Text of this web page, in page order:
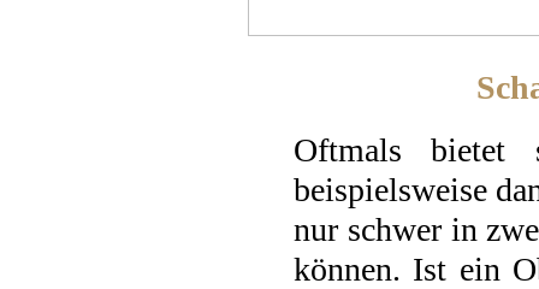
Oftmals bietet
beispielsweise
nur schwer in
können. Ist ein